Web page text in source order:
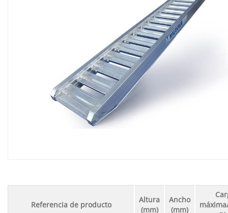
Referencia de producto
Altura
(mm)
Ancho
(mm)